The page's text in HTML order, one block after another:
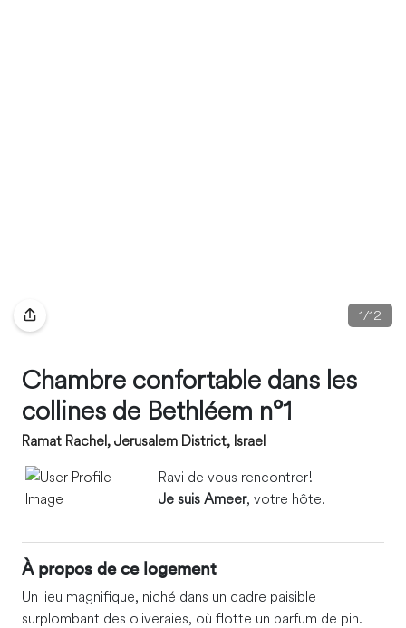
1/12
Chambre confortable dans les
collines de Bethléem n°1
Ramat Rachel, Jerusalem District, Israel
Ravi de vous rencontrer!
Je suis Ameer, votre hôte.
À propos de ce logement
Un lieu magnifique, niché dans un cadre paisible
surplombant des oliveraies, où flotte un parfum de pin.